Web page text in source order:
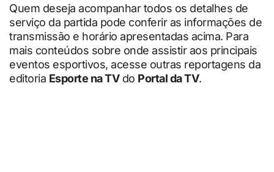
Quem deseja acompanhar todos os detalhes de
serviço da partida pode conferir as informações de
transmissão e horário apresentadas acima. Para
mais conteúdos sobre onde assistir aos principais
eventos esportivos, acesse outras reportagens da
editoria Esporte na TVdo Portal da TV.